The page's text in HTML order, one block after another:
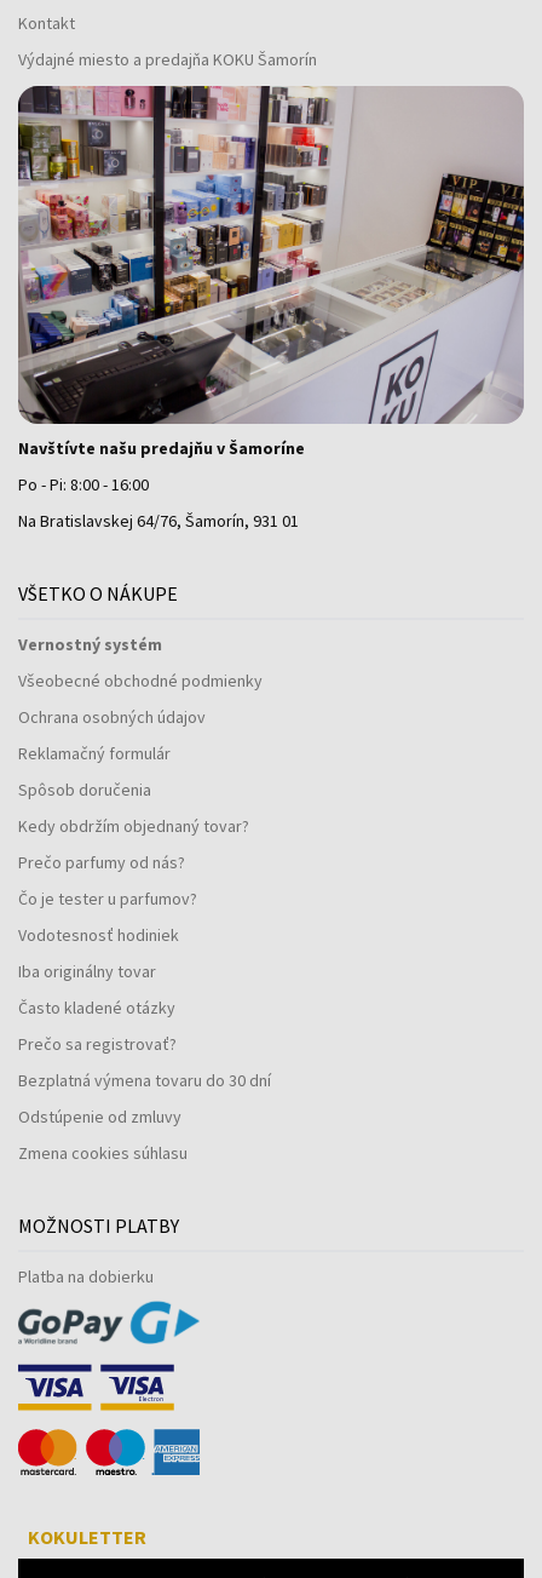
Kontakt
Výdajné miesto a predajňa KOKU Šamorín
Navštívte našu predajňu v Šamoríne
Po - Pi: 8:00 - 16:00
Na Bratislavskej 64/76, Šamorín, 931 01
VŠETKO O NÁKUPE
Vernostný systém
Všeobecné obchodné podmienky
Ochrana osobných údajov
Reklamačný formulár
Spôsob doručenia
Kedy obdržím objednaný tovar?
Prečo parfumy od nás?
Čo je tester u parfumov?
Vodotesnosť hodiniek
Iba originálny tovar
Často kladené otázky
Prečo sa registrovať?
Bezplatná výmena tovaru do 30 dní
Odstúpenie od zmluvy
Zmena cookies súhlasu
MOŽNOSTI PLATBY
Platba na dobierku
KOKULETTER